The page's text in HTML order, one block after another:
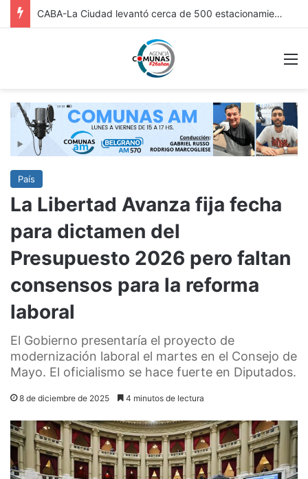
FRICC 2026: EN ITUZAINGÓ ESTÁ ABIERTA LA INSCRIPCIÓN A LAS RONDAS DE VINCULACIÓN PARA ARTESANOS, ARTISTAS Y EMPRENDEDORES CULTURALES
País
La Libertad Avanza fija fecha
para dictamen del
Presupuesto 2026 pero faltan
consensos para la reforma
laboral
El Gobierno presentaría el proyecto de
modernización laboral el martes en el Consejo de
Mayo. El oficialismo se hace fuerte en Diputados.
8 de diciembre de 2025 4 minutos de lectura